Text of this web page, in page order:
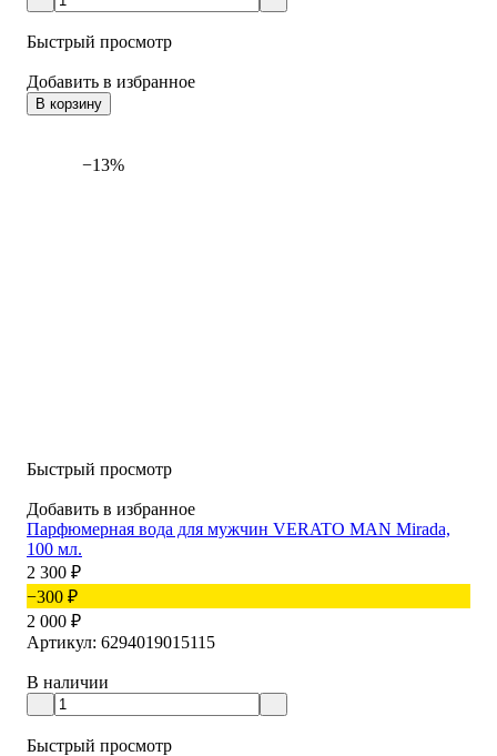
Быстрый просмотр
Добавить в избранное
В корзину
−13%
Быстрый просмотр
Добавить в избранное
Парфюмерная вода для мужчин VERATO MAN Mirada,
100 мл.
2 300 ₽
−300 ₽
2 000 ₽
Артикул: 6294019015115
В наличии
Быстрый просмотр